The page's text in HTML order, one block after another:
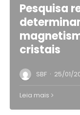
Pesquisa
cristais
SBF · 25/01/
Leia mais